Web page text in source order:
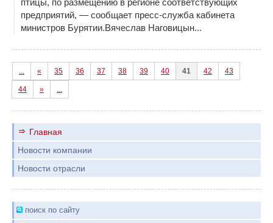
птицы, по размещению в регионе соответствующих
предприятий, — сообщает пресс-служба кабинета
министров Бурятии.Вячеслав Наговицын...
... « 35 36 37 38 39 40 41 42 43
44 » ...
Главная
Новости компании
Новости отрасли
поиск по сайту